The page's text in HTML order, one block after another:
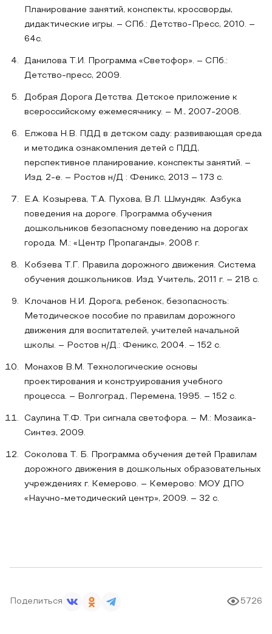
Планирование занятий, конспекты, кроссворды,
дидактические игры. – СПб.: Детство-Пресс, 2010. –
64с.
Данилова Т.И. Программа «Светофор». – СПб.:
Детство-пресс, 2009.
Добрая Дорога Детства. Детское приложение к
всероссийскому ежемесячнику. – М., 2007-2008.
Елжова Н.В. ПДД в детском саду: развивающая среда
и методика ознакомления детей с ПДД,
перспективное планирование, конспекты занятий. –
Изд. 2-е. – Ростов н/Д : Феникс, 2013 – 173 с.
Е.А. Козырева, Т.А. Пухова, В.Л. Шмундяк. Азбука
поведения на дороге. Программа обучения
дошкольников безопасному поведению на дорогах
города. М.: «Центр Пропаганды». 2008 г.
Кобзева Т.Г. Правила дорожного движения. Система
обучения дошкольников. Изд. Учитель, 2011 г. – 218 с.
Клочанов Н.И. Дорога, ребенок, безопасность:
Методическое пособие по правилам дорожного
движения для воспитателей, учителей начальной
школы. – Ростов н/Д.: Феникс, 2004. – 152 с.
Монахов В.М. Технологические основы
проектирования и конструирования учебного
процесса. – Волгоград., Перемена, 1995. – 152 с.
Саулина Т.Ф. Три сигнала светофора. – М.: Мозаика-
Синтез, 2009.
Соколова Т. Б. Программа обучения детей Правилам
дорожного движения в дошкольных образовательных
учреждениях г. Кемерово. – Кемерово: МОУ ДПО
«Научно-методический центр», 2009. – 32 с.
Поделиться 5726